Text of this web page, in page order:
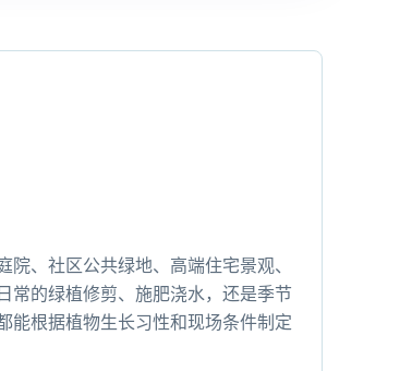
、社区公共绿地、高端住宅景观、
常的绿植修剪、施肥浇水，还是季节
能根据植物生长习性和现场条件制定